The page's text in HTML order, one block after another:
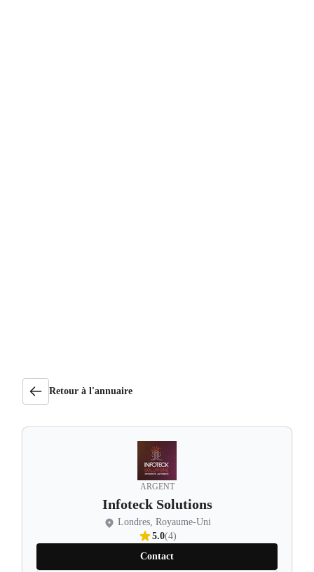
Retour à l'annuaire
ARGENT
Infoteck Solutions
Londres, Royaume-Uni
5.0(4)
Contact